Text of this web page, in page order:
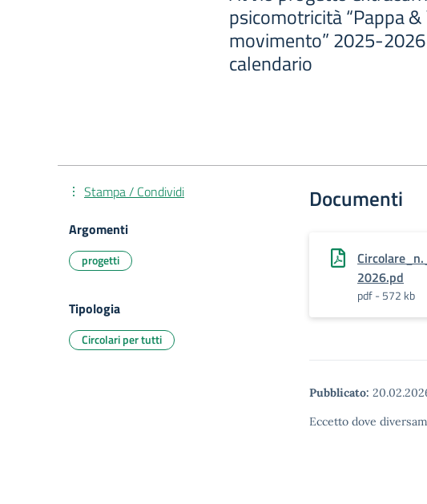
psicomotricità “Pappa
movimento” 2025-
calendario
Documenti
2026.pd
pdf - 572 kb
Pubblicato:
Eccetto dove
Stampa / Condividi
Argomenti
progetti
Tipologia
Circolari per tutti